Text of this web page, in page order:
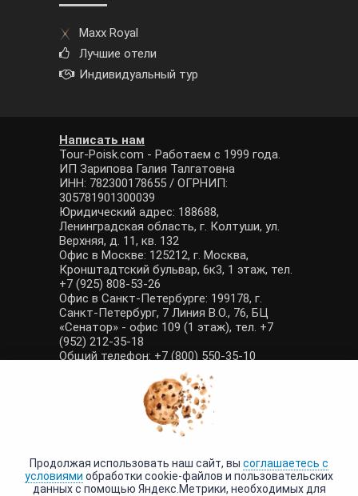
Maxx Royal
Лучшие отели
Индивидуальный тур
Написать нам
Tour-Poisk.com - Работаем с 1999 года.
ИП Зарипова Галия Талгатовна
ИНН: 782300178655 / ОГРНИП:
305781901300039
Юридический адрес: 188688,
Ленинградская область, г. Колтуши, ул.
Верхняя, д. 11, кв. 132
Офис в Москве: 125212, г. Москва,
Кронштадтский бульвар, 6к3, 1 этаж, тел.
+7 (925) 808-53-26
Офис в Санкт-Петербурге: 199178, г.
Санкт-Петербург, 7 Линия В.О., 76, БЦ
«Сенатор» - офис 109 (1 этаж), тел. +7
(952) 212-35-18
Общий телефон: +7 (800) 550-35-10
E-mail: manager@tour-poisk.com (общие
вопросы), admin@tour-poisk.com (жалобы)
Номер в Общероссийском реестре
туристических агентств: РТА 0003424
Политика конфиденциальности
Продолжая использовать наш сайт, вы соглашаетесь с
условиями обработки cookie-файлов и пользовательских
данных с помощью Яндекс.Метрики, необходимых для